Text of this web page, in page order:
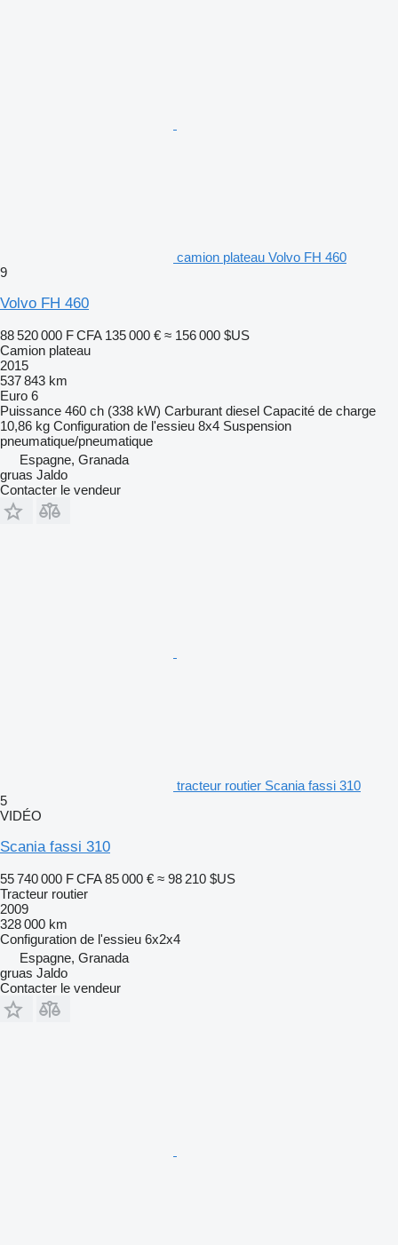
camion plateau Volvo FH 460
9
Volvo FH 460
88 520 000 F CFA 135 000 € ≈ 156 000 $US
Camion plateau
2015
537 843 km
Euro 6
Puissance 460 ch (338 kW) Carburant diesel Capacité de charge
10,86 kg Configuration de l'essieu 8x4 Suspension
pneumatique/pneumatique
Espagne, Granada
gruas Jaldo
Contacter le vendeur
tracteur routier Scania fassi 310
5
VIDÉO
Scania fassi 310
55 740 000 F CFA 85 000 € ≈ 98 210 $US
Tracteur routier
2009
328 000 km
Configuration de l'essieu 6x2x4
Espagne, Granada
gruas Jaldo
Contacter le vendeur